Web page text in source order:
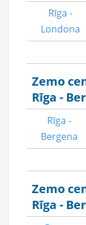
Rīga -
Londona
Zemo
Rīga -
Rīga -
Bergena
Zemo
Rīga -